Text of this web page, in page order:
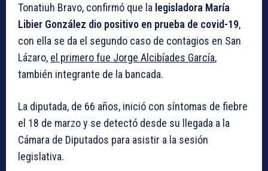
Tonatiuh Bravo, confirmó que la legisladora María
Libier González dio positivo en prueba de covid-19,
con ella se da el segundo caso de contagios en San
Lázaro, el primero fue Jorge Alcibíades García,
también integrante de la bancada.
La diputada, de 66 años, inició con síntomas de fiebre
el 18 de marzo y se detectó desde su llegada a la
Cámara de Diputados para asistir a la sesión
legislativa.